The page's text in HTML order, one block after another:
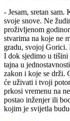
- Jesam, sretan
svoje snove. Ne
proživljenom
stvarima na koje ne
gradu, svojoj Gorici.
I dok sjedimo u tišini
tajna u
zakon i koje se drži.
će uživati i tvoji
prkosi vremenu na
postao inženjer ili
kojim je svijetla